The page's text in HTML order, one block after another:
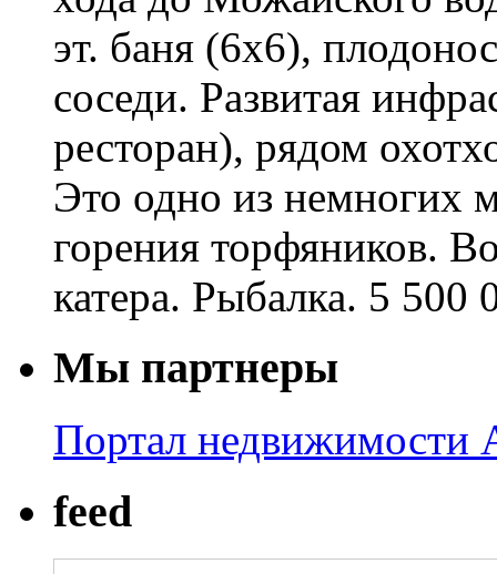
эт. баня (6х6),
соседи. Развитая
ресторан), рядом
Это одно из немногих
горения торфяников.
катера. Рыбалка. 5 500
Мы партнеры
Портал недвижимости
feed